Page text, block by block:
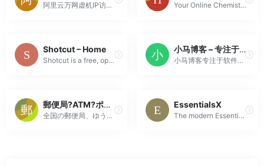
阿里云万网虚机IP访问报错提示 Your Online Chemistry Resource Our Most Popular Content Recommended Chemistry Guides Organic Chemistry Molecular Properties Transition State Theory Pr...
Shotcut – Home
Shotcut is a free, open source, cross-platform video editor for Windows, Mac and Linux
小马博客 – 专注于资源分享的blog
小马博客专注于软件库,网站建设源码,小程序模板源码,教程及实用软件,总之就是网络那些事。
郵便局?ATM?ポストをさがす – 日本郵政グループ
全国の郵便局、ゆうゆう窓口、ゆうちょ銀行、ATM、ポストを検索できます。
EssentialsX
The modern Essentials suite for Spigot and Paper.